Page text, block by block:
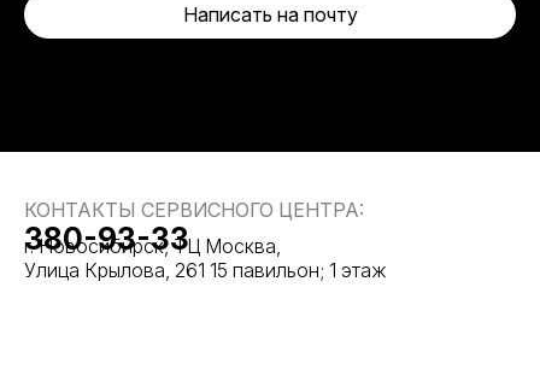
Написать на почту
КОНТАКТЫ СЕРВИСНОГО ЦЕНТРА:
г. Новосибирск, ТЦ Москва,
Улица Крылова, 261 15 павильон; 1 этаж
380-93-33